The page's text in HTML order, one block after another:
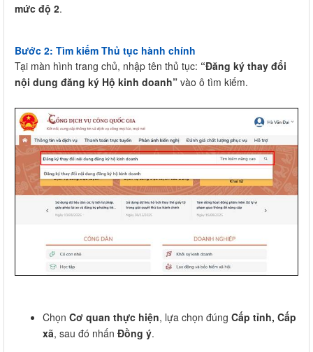
mức độ 2.
Bước 2: Tìm kiếm Thủ tục hành chính
Tại màn hình trang chủ, nhập tên thủ tục: “Đăng ký thay đổi
nội dung đăng ký Hộ kinh doanh” vào ô tìm kiếm.
Chọn Cơ quan thực hiện, lựa chọn đúng Cấp tỉnh, Cấp
xã, sau đó nhấn Đồng ý.